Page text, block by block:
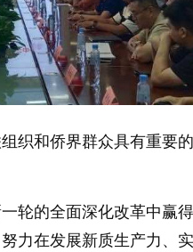
织和侨界群众具有重要
轮的全面深化改革中赢
力在发展新质生产力、